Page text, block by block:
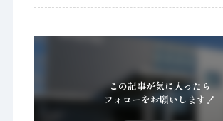
この記事が気に入ったら
フォローをお願いします！